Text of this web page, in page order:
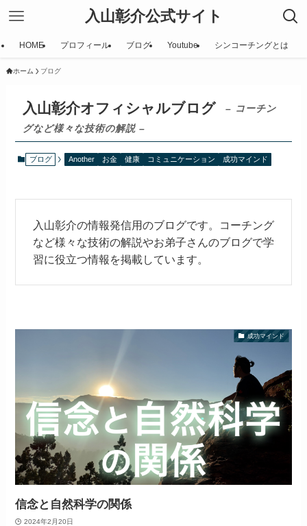
入山彰介公式サイト
HOME プロフィール ブログ Youtube シンコーチングとは
ホーム ブログ
入山彰介オフィシャルブログ
– コーチン
グなど様々な技術の解説 –
ブログ Another お金 健康 コミュニケーション 成功マインド
入山彰介の情報発信用のブログです。コーチング
など様々な技術の解説やお弟子さんのブログで学
習に役立つ情報を掲載しています。
成功マインド
信念と自然科学の関係
2024年2月20日